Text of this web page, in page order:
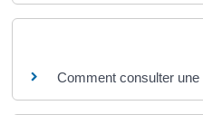
Comment consulter